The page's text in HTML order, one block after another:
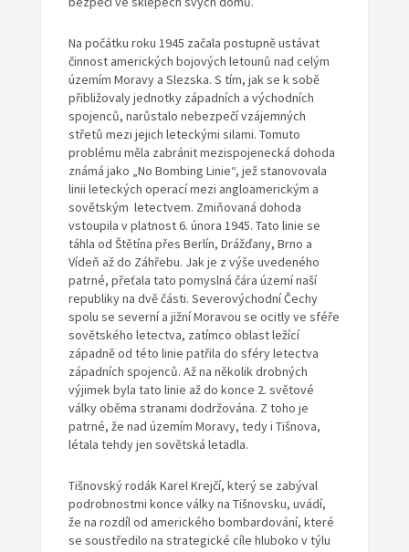
Na počátku roku 1945 začala postupně ustávat
činnost amerických bojových letounů nad celým
územím Moravy a Slezska. S tím, jak se k sobě
přibližovaly jednotky západních a východních
spojenců, narůstalo nebezpečí vzájemných
střetů mezi jejich leteckými silami. Tomuto
problému měla zabránit mezispojenecká dohoda
známá jako „No Bombing Linie“, jež stanovovala
linii leteckých operací mezi angloamerickým a
sovětským letectvem. Zmiňovaná dohoda
vstoupila v platnost 6. února 1945. Tato linie se
táhla od Štětína přes Berlín, Drážďany, Brno a
Vídeň až do Záhřebu. Jak je z výše uvedeného
patrné, přeťala tato pomyslná čára území naší
republiky na dvě části. Severovýchodní Čechy
spolu se severní a jižní Moravou se ocitly ve sféře
sovětského letectva, zatímco oblast ležící
západně od této linie patřila do sféry letectva
západních spojenců. Až na několik drobných
výjimek byla tato linie až do konce 2. světové
války oběma stranami dodržována. Z toho je
patrné, že nad územím Moravy, tedy i Tišnova,
létala tehdy jen sovětská letadla.
Tišnovský rodák Karel Krejčí, který se zabýval
podrobnostmi konce války na Tišnovsku, uvádí,
že na rozdíl od amerického bombardování, které
se soustředilo na strategické cíle hluboko v týlu